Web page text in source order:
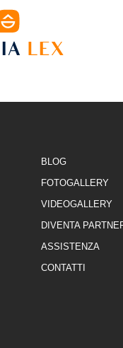
BLOG
FOTOGALLERY
VIDEOGALLERY
DIVENTA
ASSISTENZA
CONTATTI